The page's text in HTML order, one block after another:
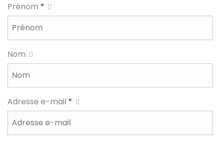
Prénom *
Nom
Adresse e-mail *